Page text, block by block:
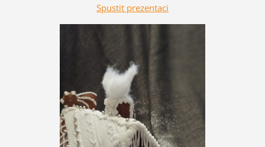
Spustit prezentaci